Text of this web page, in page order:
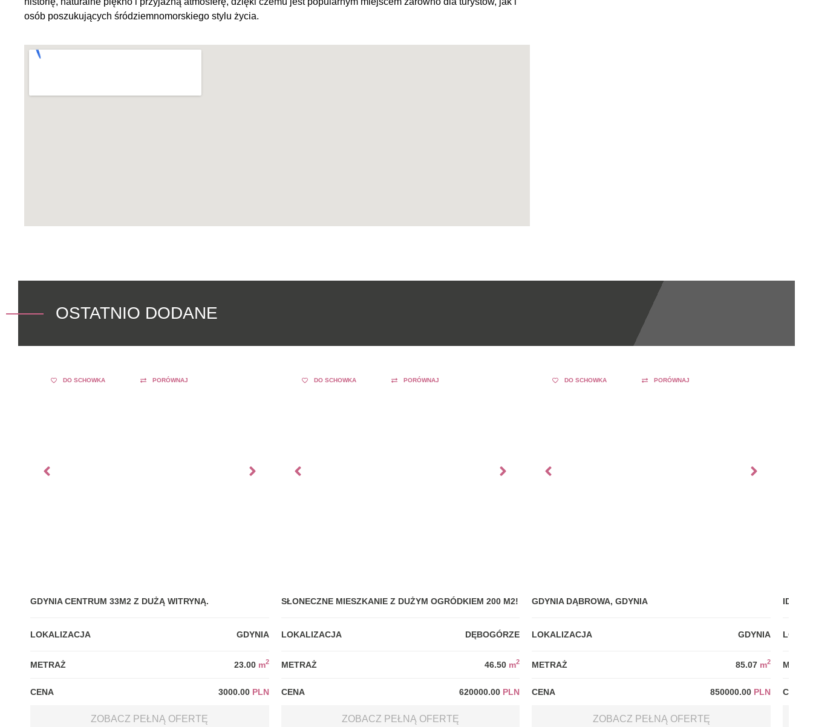
osób poszukujących śródziemnomorskiego stylu życia.
OSTATNIO DODANE
DO SCHOWKA PORÓWNAJ
GDYNIA CENTRUM 33M2 Z DUŻĄ WITRYNĄ.
LOKALIZACJA GDYNIA
METRAŻ 23.00 m2
CENA 3000.00 PLN
ZOBACZ PEŁNĄ OFERTĘ
DO SCHOWKA PORÓWNAJ
SŁONECZNE MIESZKANIE Z DUŻYM OGRÓDKIEM 200 M2!
LOKALIZACJA DĘBOGÓRZE
METRAŻ 46.50 m2
CENA 620000.00 PLN
ZOBACZ PEŁNĄ OFERTĘ
DO SCHOWKA PORÓWNAJ
GDYNIA DĄBROWA, GDYNIA
LOKALIZACJA GDYNIA
METRAŻ 85.07 m2
CENA 850000.00 PLN
ZOBACZ PEŁNĄ OFERTĘ
CENA